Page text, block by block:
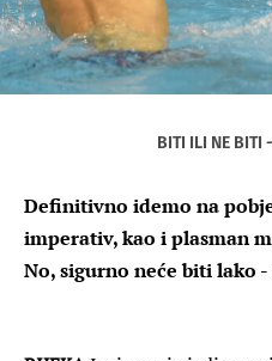
BITI ILI NE
Definitivno idemo na
imperativ, kao i plasman
No, sigurno neće biti lako -